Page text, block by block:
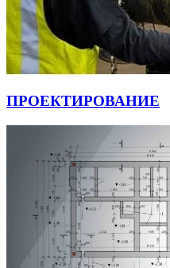
ПРОЕКТИРОВАНИЕ